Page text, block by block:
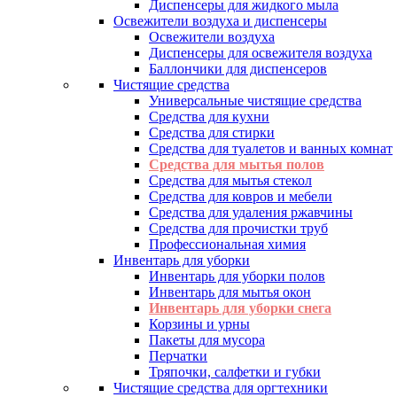
Диспенсеры для жидкого мыла
Освежители воздуха и диспенсеры
Освежители воздуха
Диспенсеры для освежителя воздуха
Баллончики для диспенсеров
Чистящие средства
Универсальные чистящие средства
Средства для кухни
Средства для стирки
Средства для туалетов и ванных комнат
Средства для мытья полов
Средства для мытья стекол
Средства для ковров и мебели
Средства для удаления ржавчины
Средства для прочистки труб
Профессиональная химия
Инвентарь для уборки
Инвентарь для уборки полов
Инвентарь для мытья окон
Инвентарь для уборки снега
Корзины и урны
Пакеты для мусора
Перчатки
Тряпочки, салфетки и губки
Чистящие средства для оргтехники